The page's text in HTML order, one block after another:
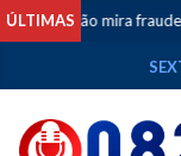
ÚLTIMAS
mira fraude de R$